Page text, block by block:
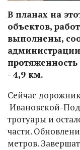
В планах на
объектов,
выполнены,
- 4,9 км.
Сейчас
Ивановской-
тротуары и
части.
метров.